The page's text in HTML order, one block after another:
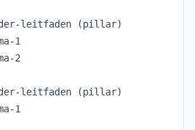
leitfaden (pillar)
1
2
leitfaden (pillar)
1